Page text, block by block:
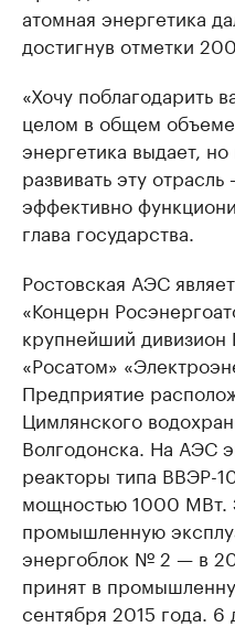
атомная энергетика
достигнув отметки
«Хочу поблагодарить
целом в общем
энергетика выдает,
развивать эту
эффективно
глава государства.
Ростовская АЭС
«Концерн
крупнейший дивизион
«Росатом»
Предприятие
Цимлянского
Волгодонска. На АЭС
реакторы типа ВВЭР-
мощностью 1000 МВт.
промышленную
энергоблок № 2 — в
принят в
сентября 2015 года. 6